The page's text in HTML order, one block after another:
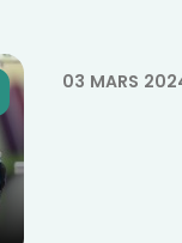
03 MARS